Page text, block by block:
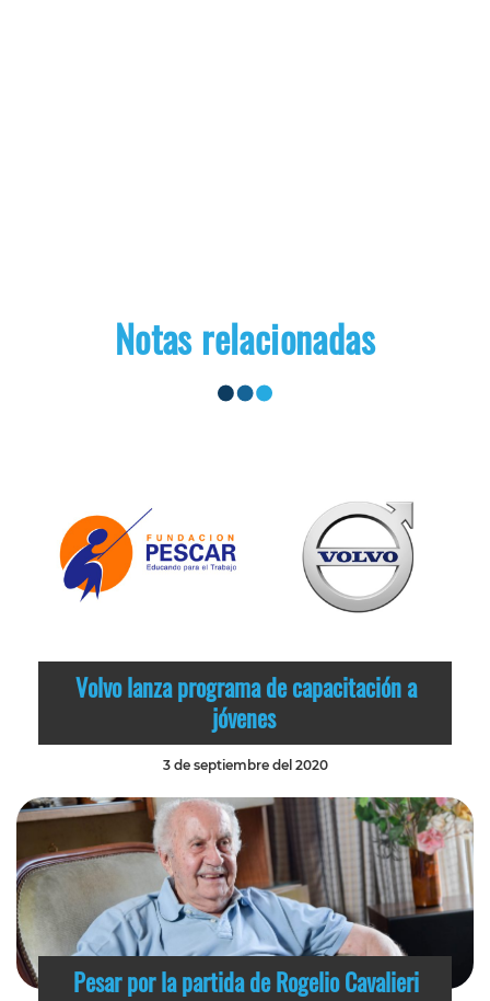
Notas relacionadas
Volvo lanza programa de capacitación a
jóvenes
3 de septiembre del 2020
Pesar por la partida de Rogelio Cavalieri